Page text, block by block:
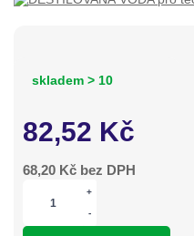
skladem > 10
82,52 Kč
68,20 Kč bez DPH
+
-